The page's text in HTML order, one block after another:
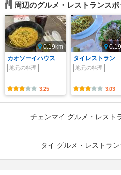
周辺のグルメ・レストランスポ
0.19km
カオソーイハウス
地元の料理
3.25
タイレストラン
地元の料理
3.03
チェンマイ グルメ・レスト
タイ グルメ・レストラ